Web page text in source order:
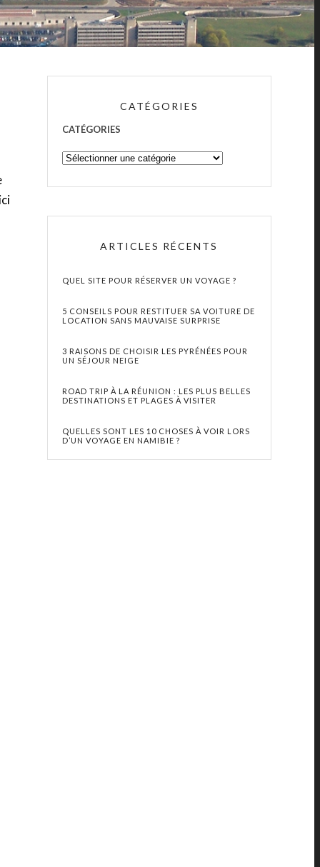
CATÉGORIES
CATÉGORIES
ARTICLES RÉCENTS
QUEL SITE POUR RÉSERVER UN VOYAGE ?
5 CONSEILS POUR RESTITUER SA VOITURE DE
LOCATION SANS MAUVAISE SURPRISE
3 RAISONS DE CHOISIR LES PYRÉNÉES POUR
UN SÉJOUR NEIGE
ROAD TRIP À LA RÉUNION : LES PLUS BELLES
DESTINATIONS ET PLAGES À VISITER
QUELLES SONT LES 10 CHOSES À VOIR LORS
D’UN VOYAGE EN NAMIBIE ?